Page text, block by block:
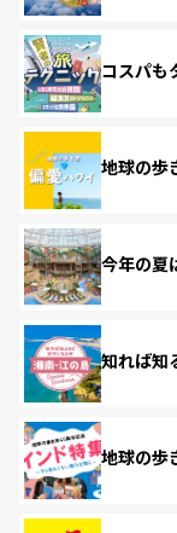
コスパも
地球の歩
今年の夏
知れば知
地球の歩